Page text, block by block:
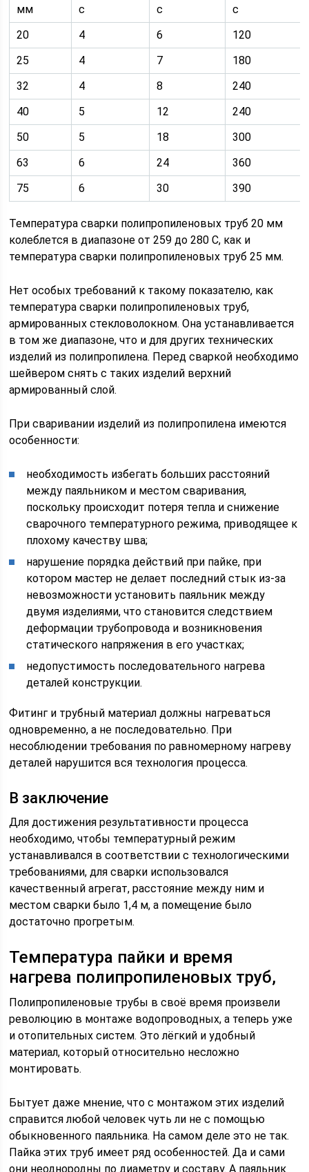
мм
с
с
с
20
4 6
120
25
4 7
180
32
4 8
240
40
5 12
240
50
5 18
300
63
6 24
360
75
6 30 390
Температура сварки полипропиленовых труб 20 мм
колеблется в диапазоне от 259 до 280 С, как и
температура сварки полипропиленовых труб 25 мм.
Нет особых требований к такому показателю, как
температура сварки полипропиленовых труб,
армированных стекловолокном. Она устанавливается
в том же диапазоне, что и для других технических
изделий из полипропилена. Перед сваркой необходимо
шейвером снять с таких изделий верхний
армированный слой.
При сваривании изделий из полипропилена имеются
особенности:
необходимость избегать больших расстояний
между паяльником и местом сваривания,
поскольку происходит потеря тепла и снижение
сварочного температурного режима, приводящее к
плохому качеству шва;
нарушение порядка действий при пайке, при
котором мастер не делает последний стык из-за
невозможности установить паяльник между
двумя изделиями, что становится следствием
деформации трубопровода и возникновения
статического напряжения в его участках;
недопустимость последовательного нагрева
деталей конструкции.
Фитинг и трубный материал должны нагреваться
одновременно, а не последовательно. При
несоблюдении требования по равномерному нагреву
деталей нарушится вся технология процесса.
В заключение
Для достижения результативности процесса
необходимо, чтобы температурный режим
устанавливался в соответствии с технологическими
требованиями, для сварки использовался
качественный агрегат, расстояние между ним и
местом сварки было 1,4 м, а помещение было
достаточно прогретым.
Температура пайки и время
нагрева полипропиленовых труб,
Полипропиленовые трубы в своё время произвели
революцию в монтаже водопроводных, а теперь уже
и отопительных систем. Это лёгкий и удобный
материал, который относительно несложно
монтировать.
Бытует даже мнение, что с монтажом этих изделий
справится любой человек чуть ли не с помощью
обыкновенного паяльника. На самом деле это не так.
Пайка этих труб имеет ряд особенностей. Да и сами
они неоднородны по диаметру и составу. А паяльник